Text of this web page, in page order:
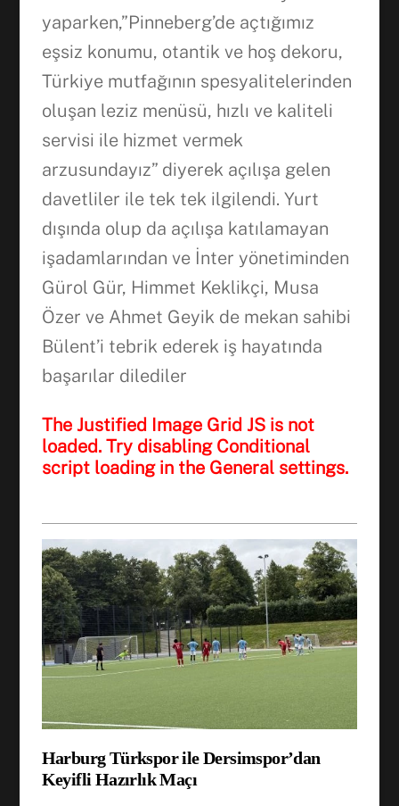
yaparken,”Pinneberg’de açtığımız
eşsiz konumu, otantik ve hoş dekoru,
Türkiye mutfağının spesyalitelerinden
oluşan leziz menüsü, hızlı ve kaliteli
servisi ile hizmet vermek
arzusundayız” diyerek açılışa gelen
davetliler ile tek tek ilgilendi. Yurt
dışında olup da açılışa katılamayan
işadamlarından ve İnter yönetiminden
Gürol Gür, Himmet Keklikçi, Musa
Özer ve Ahmet Geyik de mekan sahibi
Bülent’i tebrik ederek iş hayatında
başarılar dilediler
The Justified Image Grid JS is not
loaded. Try disabling Conditional
script loading in the General settings.
Harburg Türkspor ile Dersimspor’dan
Keyifli Hazırlık Maçı